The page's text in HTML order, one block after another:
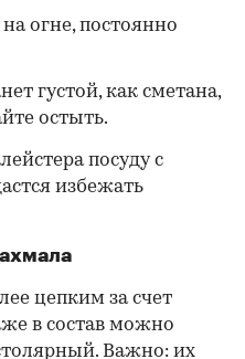
огне, постоянно
густой, как сметана,
остыть.
посуду с
избежать
цепким за счет
в состав можно
Важно: их